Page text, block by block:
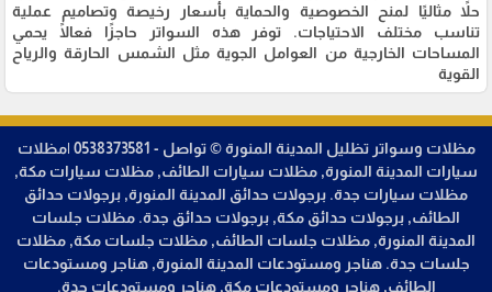
حلاً مثاليًا لمنح الخصوصية والحماية بأسعار رخيصة وتصاميم عملية
تناسب مختلف الاحتياجات. توفر هذه السواتر حاجزًا فعالًا يحمي
المساحات الخارجية من العوامل الجوية مثل الشمس الحارقة والرياح
القوية
مظلات وسواتر تظليل المدينة المنورة © تواصل - 0538373581 |مظلات
سيارات المدينة المنورة, مظلات سيارات الطائف, مظلات سيارات مكة,
مظلات سيارات جدة. برجولات حدائق المدينة المنورة, برجولات حدائق
الطائف, برجولات حدائق مكة, برجولات حدائق جدة. مظلات جلسات
المدينة المنورة, مظلات جلسات الطائف, مظلات جلسات مكة, مظلات
جلسات جدة. هناجر ومستودعات المدينة المنورة, هناجر ومستودعات
الطائف, هناجر ومستودعات مكة, هناجر ومستودعات جدة.